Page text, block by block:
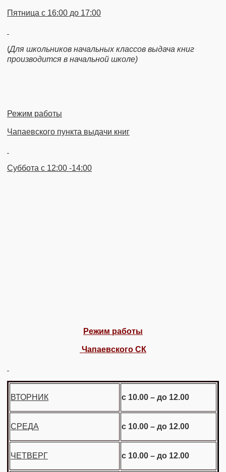
Пятница с 16:00 до 17:00
(Для школьников начальных классов выдача книг
производится в начальной школе)
Режим работы
Чапаевского пункта выдачи книг
Суббота с 12:00 -14:00
Режим работы
Чапаевского СК
ВТОРНИК с 10.00 – до 12.00
СРЕДА с 10.00 – до 12.00
ЧЕТВЕРГ с 10.00 – до 12.00